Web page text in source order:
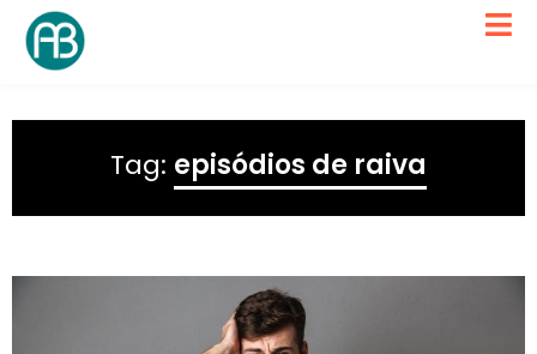
Tag: episódios de raiva